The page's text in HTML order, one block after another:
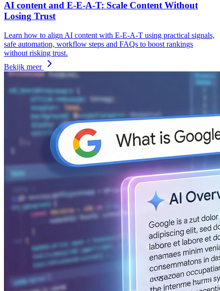
AI content and E-E-A-T: Scale Content Without
Losing Trust
Learn how to align AI content with E-E-A-T using practical signals,
safe automation, workflow steps and FAQs to boost rankings
without risking trust.
Bekijk meer